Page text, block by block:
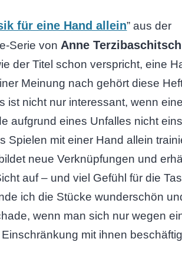
für eine Hand allein” aus der
Serie vonAnne Terzibaschitsch
der Titel schon verspricht, eine
Meinung nach gehört diese
ist nicht nur interessant, wenn
aufgrund eines Unfalles nicht
Spielen mit einer Hand allein
neue Verknüpfungen und
auf – und viel Gefühl für die
ich die Stücke wunderschön
wenn man sich nur wegen
mit ihnen